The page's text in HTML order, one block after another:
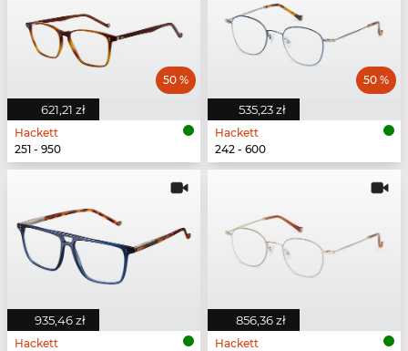
621,21 zł
50 %
Hackett
251 - 950
535,23 zł
50 %
Hackett
242 - 600
935,46 zł
Hackett
856,36 zł
Hackett